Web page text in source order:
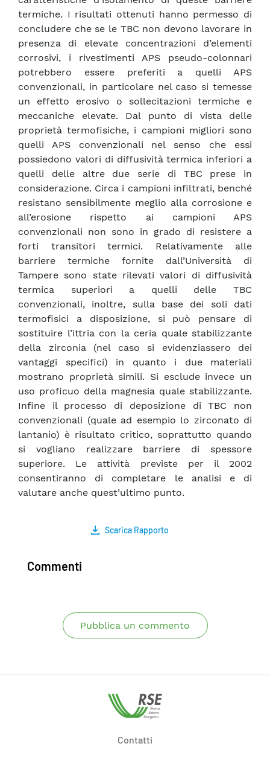
termiche. I risultati ottenuti hanno permesso di
concludere che se le TBC non devono lavorare in
presenza di elevate concentrazioni d’elementi
corrosivi, i rivestimenti APS pseudo-colonnari
potrebbero essere preferiti a quelli APS
convenzionali, in particolare nel caso si temesse
un effetto erosivo o sollecitazioni termiche e
meccaniche elevate. Dal punto di vista delle
proprietà termofisiche, i campioni migliori sono
quelli APS convenzionali nel senso che essi
possiedono valori di diffusività termica inferiori a
quelli delle altre due serie di TBC prese in
considerazione. Circa i campioni infiltrati, benché
resistano sensibilmente meglio alla corrosione e
all’erosione rispetto ai campioni APS
convenzionali non sono in grado di resistere a
forti transitori termici. Relativamente alle
barriere termiche fornite dall’Università di
Tampere sono state rilevati valori di diffusività
termica superiori a quelli delle TBC
convenzionali, inoltre, sulla base dei soli dati
termofisici a disposizione, si può pensare di
sostituire l’ittria con la ceria quale stabilizzante
della zirconia (nel caso si evidenziassero dei
vantaggi specifici) in quanto i due materiali
mostrano proprietà simili. Si esclude invece un
uso proficuo della magnesia quale stabilizzante.
Infine il processo di deposizione di TBC non
convenzionali (quale ad esempio lo zirconato di
lantanio) è risultato critico, soprattutto quando
si vogliano realizzare barriere di spessore
superiore. Le attività previste per il 2002
consentiranno di completare le analisi e di
valutare anche quest’ultimo punto.
Scarica Rapporto
Commenti
Pubblica un commento
Contatti